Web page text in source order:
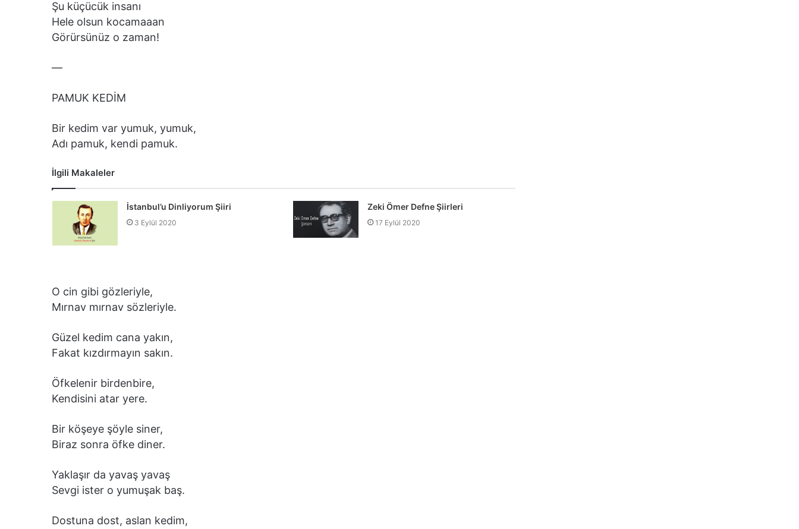
Şu küçücük insanı
Hele olsun kocamaaan
Görürsünüz o zaman!
—
PAMUK KEDİM
Bir kedim var yumuk, yumuk,
Adı pamuk, kendi pamuk.
İlgili Makaleler
İstanbul’u Dinliyorum Şiiri
3 Eylül 2020
Zeki Ömer Defne Şiirleri
17 Eylül 2020
O cin gibi gözleriyle,
Mırnav mırnav sözleriyle.
Güzel kedim cana yakın,
Fakat kızdırmayın sakın.
Öfkelenir birdenbire,
Kendisini atar yere.
Bir köşeye şöyle siner,
Biraz sonra öfke diner.
Yaklaşır da yavaş yavaş
Sevgi ister o yumuşak baş.
Dostuna dost, aslan kedim,